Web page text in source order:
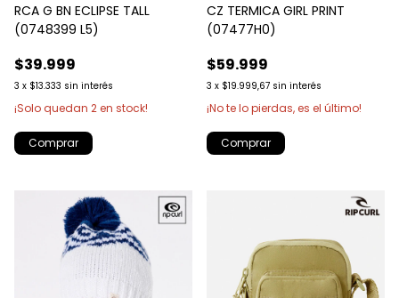
RCA G BN ECLIPSE TALL
(0748399 L5)
$39.999
3 x $13.333 sin interés
¡Solo quedan 2en stock!
CZ TERMICA GIRL PRINT
(07477H0)
$59.999
3 x $19.999,67 sin interés
¡No te lo pierdas, es el último!
Comprar